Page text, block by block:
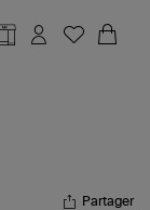
Partager